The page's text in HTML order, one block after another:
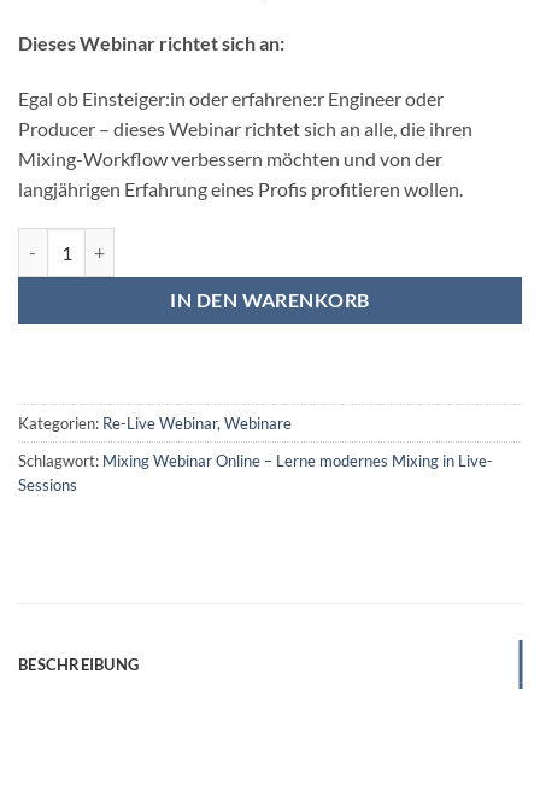
Dieses Webinar richtet sich an:
Egal ob Einsteiger:in oder erfahrene:r Engineer oder
Producer – dieses Webinar richtet sich an alle, die ihren
Mixing-Workflow verbessern möchten und von der
langjährigen Erfahrung eines Profis profitieren wollen.
IN DEN WARENKORB
Kategorien: Re-Live Webinar, Webinare
Schlagwort: Mixing Webinar Online – Lerne modernes Mixing in Live-
Sessions
BESCHREIBUNG